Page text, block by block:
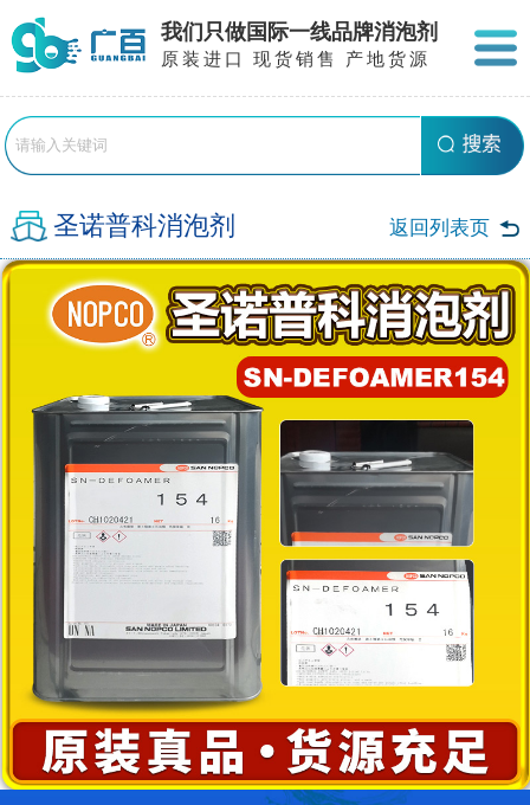
我们只做国际一线品牌消泡剂
原装进口 现货销售 产地货源
圣诺普科消泡剂 返回列表页